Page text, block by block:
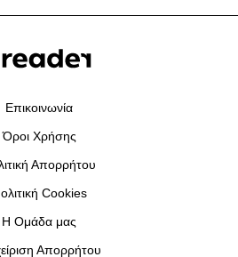
Επικοινωνία
Όροι Χρήσης
Απορρήτου
Cookies
Η Ομάδα μας
Απορρήτου